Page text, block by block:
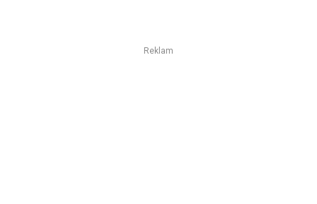
Reklam